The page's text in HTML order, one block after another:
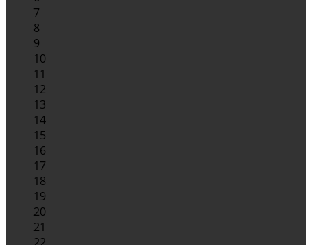
7
8
9
10
11
12
13
14
15
16
17
18
19
20
21